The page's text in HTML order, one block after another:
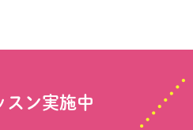
スン実施中